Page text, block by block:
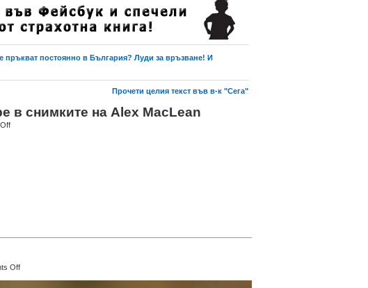
пръкват постоянно в България? Луди за връзване! И
Прочети целия текст във в-к "Сега"
в снимките на Alex MacLean
Off